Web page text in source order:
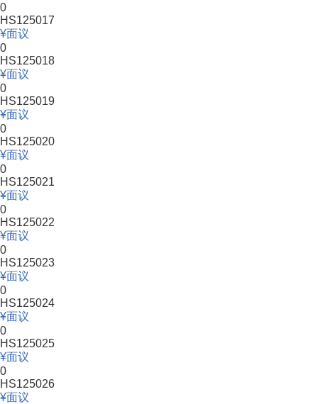
0
HS125017
面议
0
HS125018
面议
0
HS125019
面议
0
HS125020
面议
0
HS125021
面议
0
HS125022
面议
0
HS125023
面议
0
HS125024
面议
0
HS125025
面议
0
HS125026
面议